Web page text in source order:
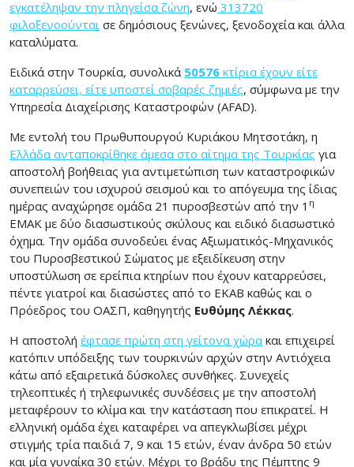
εγκατέληψαν την πληγείσα ζώνη, ενώ 313720
φιλοξενοούνται σε δημόσιους ξενώνες, ξενοδοχεία και άλλα
καταλύματα.
Ειδικά στην Τουρκία, συνολικά 50576 κτίρια έχουν είτε
καταρρεύσει, είτε υποστεί σοβαρές ζημιές, σύμφωνα με την
Υπηρεσία Διαχείρισης Καταστροφών (AFAD).
Με εντολή του Πρωθυπουργού Κυριάκου Μητσοτάκη, η
Ελλάδα ανταποκρίθηκε άμεσα στο αίτημα της Τουρκίας για
αποστολή βοήθειας για αντιμετώπιση των καταστροφικών
συνεπειών του ισχυρού σεισμού και το απόγευμα της ίδιας
ημέρας αναχώρησε ομάδα 21 πυροσβεστών από την 1 η
ΕΜΑΚ με δύο διασωστικούς σκύλους και ειδικό διασωστικό
όχημα. Την ομάδα συνοδεύει ένας Αξιωματικός-Μηχανικός
του Πυροσβεστικού Σώματος με εξειδίκευση στην
υποστύλωση σε ερείπια κτηρίων που έχουν καταρρεύσει,
πέντε γιατροί και διασώστες από το ΕΚΑΒ καθώς και ο
Πρόεδρος του ΟΑΣΠ, καθηγητής Ευθύμης Λέκκας.
Η αποστολή έφτασε πρώτη στη γείτονα χώρα και επιχειρεί
κατόπιν υπόδειξης των τουρκινών αρχών στην Αντιόχεια
κάτω από εξαιρετικά δύσκολες συνθήκες. Συνεχείς
τηλεοπτικές ή τηλεφωνικές συνδέσεις με την αποστολή
μεταφέρουν το κλίμα και την κατάσταση που επικρατεί. Η
ελληνική ομάδα έχει καταφέρει να απεγκλωβίσει μέχρι
στιγμής τρία παιδιά 7, 9 και 15 ετών, έναν άνδρα 50 ετών
και μία γυναίκα 30 ετών. Μέχρι το βράδυ της Πέμπτης 9